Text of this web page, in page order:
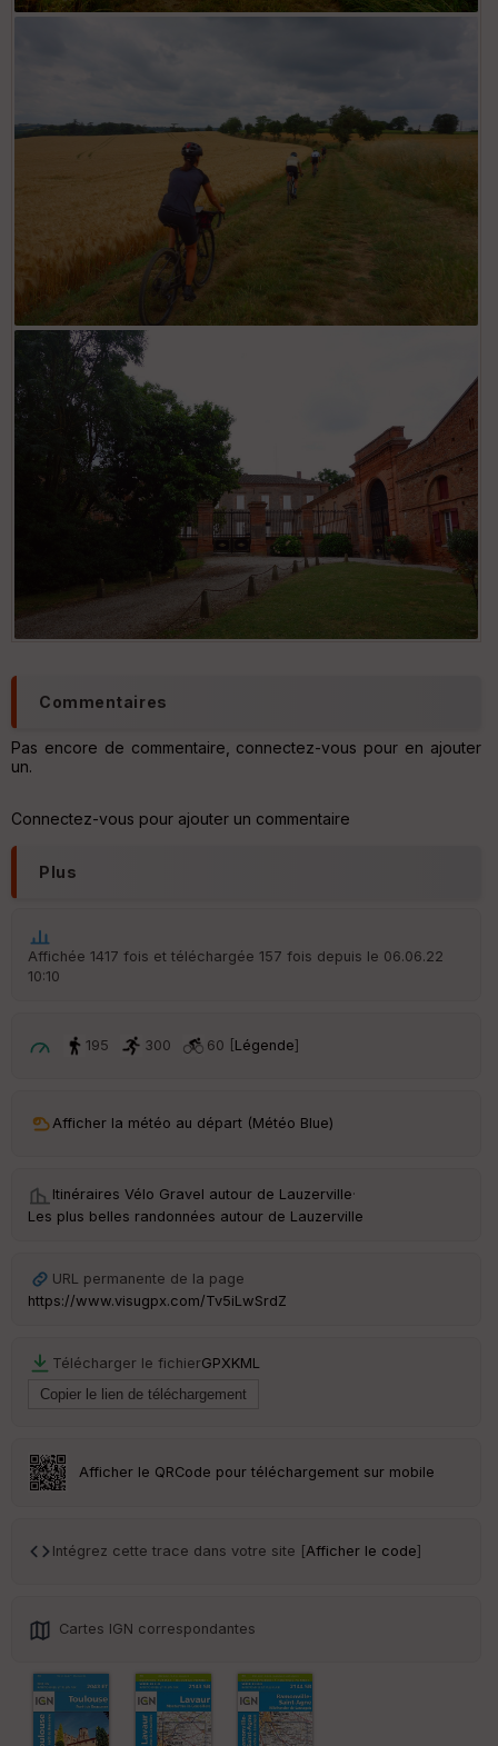
Commentaires
Pas encore de commentaire, connectez-vous pour en ajouter
un.
Connectez-vous pour ajouter un commentaire
Plus
Affichée 1417 fois et téléchargée 157 fois depuis le 06.06.22
10:10
195 300 60 [Légende]
Afficher la météo au départ (Météo Blue)
Itinéraires Vélo Gravel autour de Lauzerville·
Les plus belles randonnées autour de Lauzerville
URL permanente de la page
https://www.visugpx.com/Tv5iLwSrdZ
Télécharger le fichierGPXKML
Afficher le QRCode pour téléchargement sur mobile
Intégrez cette trace dans votre site [Afficher le code]
Cartes IGN correspondantes